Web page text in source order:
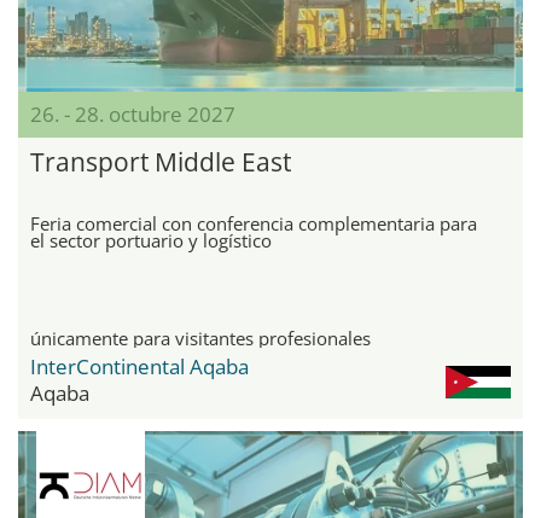
26. - 28. octubre 2027
Transport Middle East
Feria comercial con conferencia complementaria para
el sector portuario y logístico
únicamente para visitantes profesionales
InterContinental Aqaba
Aqaba